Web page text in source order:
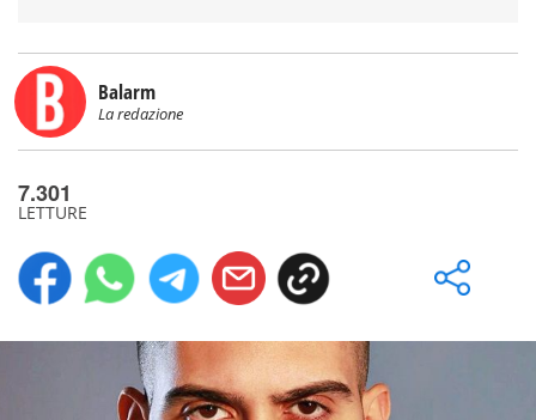
Balarm
La redazione
7.301
LETTURE